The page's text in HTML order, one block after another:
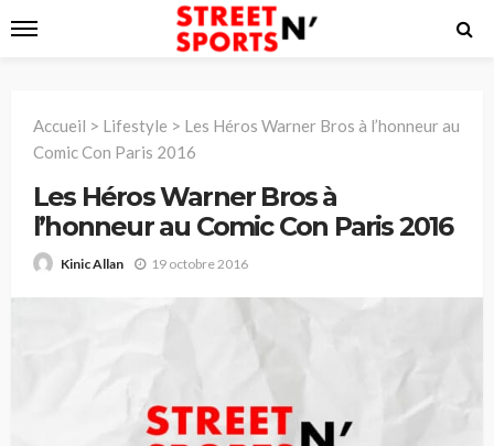
Accueil > Lifestyle > Les Héros Warner Bros à l’honneur au
Comic Con Paris 2016
Les Héros Warner Bros à
l’honneur au Comic Con Paris 2016
Kinic Allan 19 octobre 2016